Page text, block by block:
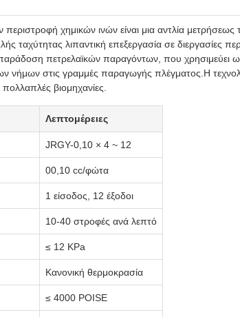
περιστροφή χημικών ινών είναι μια αντλία
ταχύτητας λιπαντική επεξεργασία σε διεργασίες
πετρελαϊκών παραγόντων, που χρησιμεύει ως
νήμων στις γραμμές παραγωγής πλέγματος.Η
βιομηχανίες.
Λεπτομέρειες
JRGY-0,10 × 4 ~ 12
00,10 cc/φώτα
1 είσοδος, 12 έξοδοι
10-40 στροφές ανά λεπτό
≤ 12 KPa
Κανονική θερμοκρασία
≤ 4000 POISE